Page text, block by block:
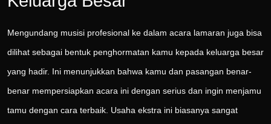
Mengundang musisi profesional ke dalam acara lamaran juga bisa
dilihat sebagai bentuk penghormatan kamu kepada keluarga besar
yang hadir. Ini menunjukkan bahwa kamu dan pasangan benar-
benar mempersiapkan acara ini dengan serius dan ingin menjamu
tamu dengan cara terbaik. Usaha ekstra ini biasanya sangat